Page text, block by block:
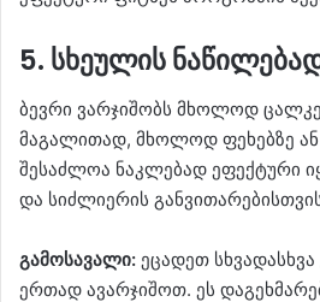
5. სხეულის
ბევრი ვარჯიშობს მხოლოდ
მაგალითად, მხოლოდ ფეხებზე ან
შესაძლოა ნაკლებად ეფექტური
და სიძლიერის
გამოსავალი: ეცადეთ სხვადასხვა
ერთად ავარჯიშოთ. ეს